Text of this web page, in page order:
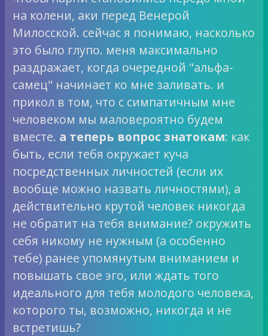
на колени, аки перед Венерой
Милосской. сейчас я понимаю, насколько
это было глупо. меня максимально
раздражает, когда очередной "альфа-
самец" начинает ко мне заливать. и
прикол в том, что с симпатичным мне
человеком мы маловероятно будем
вместе. а теперь вопрос знатокам: как
быть, если тебя окружает куча
посредственных личностей (если их
вообще можно назвать личностями), а
действительно крутой человек никогда
не обратит на тебя внимание? окружить
себя никому не нужным (а особенно
тебе) ранее упомянутым вниманием и
повышать свое эго, или ждать того
идеального для тебя молодого человека,
которого ты, возможно, никогда и не
встретишь?